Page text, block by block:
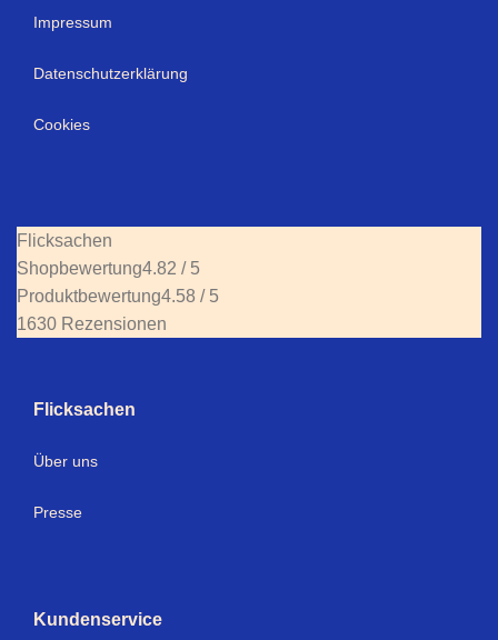
Impressum
Datenschutzerklärung
Cookies
Flicksachen
Shopbewertung4.82 / 5
Produktbewertung4.58 / 5
1630 Rezensionen
Flicksachen
Über uns
Presse
Kundenservice